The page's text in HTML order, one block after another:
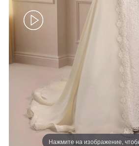
Нажмите на изображение,